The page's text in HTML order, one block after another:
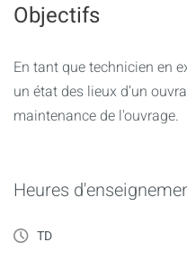
- Réaliser le diagnostic
- Proposer des solutions
l'ouvrage, par exemple
destination de l'ouvrage d'art
Objectifs
En tant que technicien en
un état des lieux d’un
maintenance de l'ouvrage.
Heures
TD